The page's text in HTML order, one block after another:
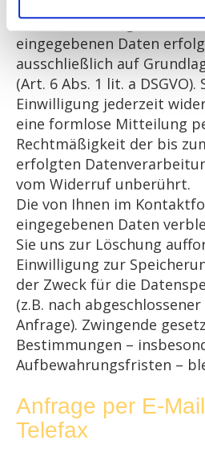
Die Verarbeitung der in
eingegebenen Daten
ausschließlich auf
(Art. 6 Abs. 1 lit. a DSGVO).
Einwilligung jederzeit
eine formlose Mitteilung
Rechtmäßigkeit der bis
erfolgten
vom Widerruf unberührt.
Die von Ihnen im
eingegebenen Daten
Sie uns zur Löschung
Einwilligung zur
der Zweck für die
(z.B. nach
Anfrage). Zwingende
Bestimmungen –
Aufbewahrungsfristen –
Anfrage per E-
Telefax